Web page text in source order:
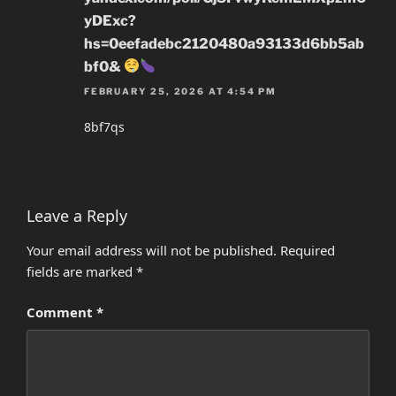
yDExc?
hs=0eefadebc2120480a93133d6bb5ab
bf0&
FEBRUARY 25, 2026 AT 4:54 PM
8bf7qs
Leave a Reply
Your email address will not be published. Required
fields are marked *
Comment *